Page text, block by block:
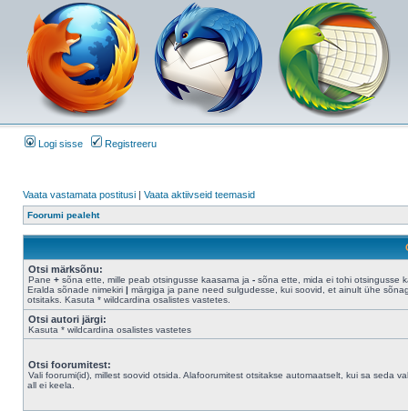
Logi sisse Registreeru
Vaata vastamata postitusi | Vaata aktiivseid teemasid
Foorumi pealeht
Otsi märksõnu:
Pane + sõna ette, mille peab otsingusse kaasama ja - sõna ette, mida ei tohi otsingusse
Eralda sõnade nimekiri | märgiga ja pane need sulgudesse, kui soovid, et ainult ühe
otsitaks. Kasuta * wildcardina osalistes vastetes.
Otsi autori järgi:
Kasuta * wildcardina osalistes vastetes
Otsi foorumitest:
Vali foorumi(id), millest soovid otsida. Alafoorumitest otsitakse automaatselt, kui sa seda
all ei keela.